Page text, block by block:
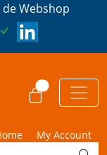
Webshop
My Account